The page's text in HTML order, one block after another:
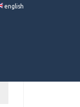
english